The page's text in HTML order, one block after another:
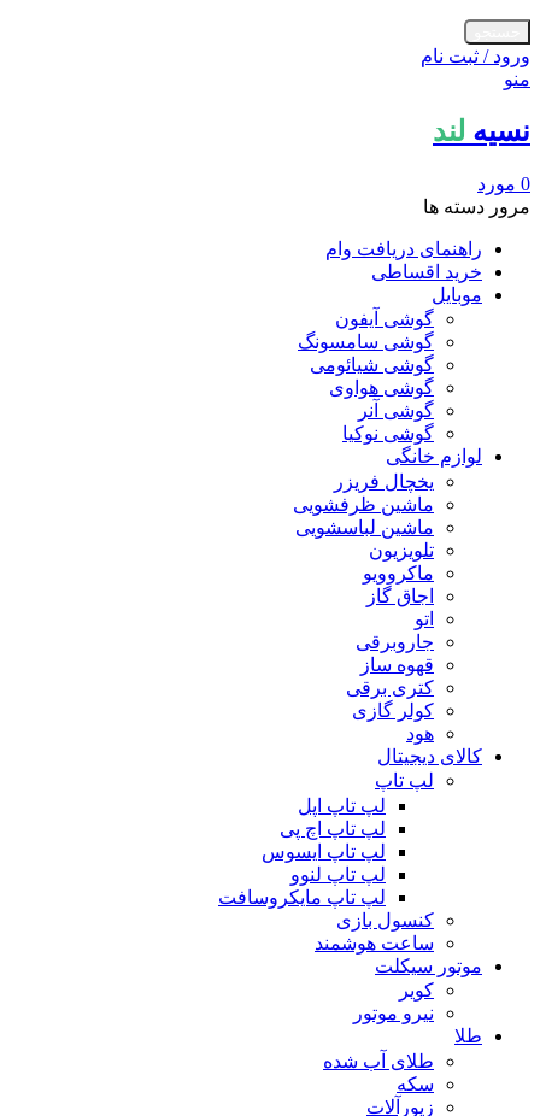
ورود / ثبت نام
منو
نسیه لند
0 مورد
مرور دسته ها
راهنمای دریافت وام
خرید اقساطی
موبایل
گوشی آیفون
گوشی سامسونگ
گوشی شیائومی
گوشی هواوی
گوشی آنر
گوشی نوکیا
لوازم خانگی
یخچال فریزر
ماشین ظرفشویی
ماشین لباسشویی
تلویزیون
ماکروویو
اجاق گاز
اتو
جاروبرقی
قهوه ساز
کتری برقی
کولر گازی
هود
کالای دیجیتال
لپ تاپ
لپ تاپ اپل
لپ تاپ اچ پی
لپ تاپ ایسوس
لپ تاپ لنوو
لپ تاپ مایکروسافت
کنسول بازی
ساعت هوشمند
موتور سیکلت
کویر
نیرو موتور
طلا
طلای آب شده
سکه
زیورآلات